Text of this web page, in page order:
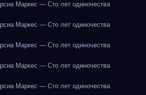
Маркес — Сто лет одиночества
Маркес — Сто лет одиночества
Маркес — Сто лет одиночества
Маркес — Сто лет одиночества
Маркес — Сто лет одиночества